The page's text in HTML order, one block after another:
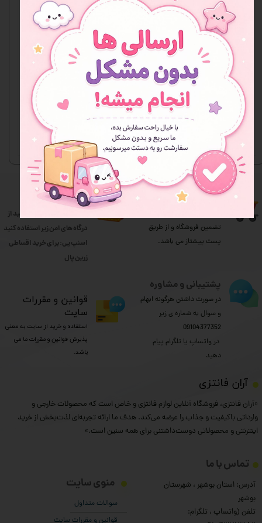
هنوز نظری ثبت نشده
اولین نفری باشید که نظر می‌دهید
ثبت نظر
ارسال سریع سفارش
تضمین فروشگاه و از طریق
پست پیشتاز می باشد.
​آران فانتزی
«آران فانتزی، فروشگاه آنلاین لوازم فانتزی و خاص است که محصولات خارجی و
وارداتی باکیفیت و جذاب را عرضه می‌کند. هدف ما ارائه تجربه‌ای لذت‌بخش از خرید
اینترنتی و محصولاتی دوست‌داشتنی برای همه سنین است.»
منوی سایت
سوالات متداول
قوانین و مقررات سایت
تماس با ما
آدرس: استان بوشهر ، شهرستان
بوشهر
تلفن (واتساپ ، تلگرام:
درگاه امن بانکی
برای خرید از سایت میتوانید از
درگاه های امن زیر استفاده کنید
اسنپ پی: برای خرید اقساطی
​​​​​​​زرین پال
پشتیبانی و مشاوره
در صورت داشتن هرگونه ابهام
و سوال به شماره ی زیر
09104377352
​​​​​​​ در واتساپ یا تلگرام پیام
دهید
​قوانین و مقررات
سایت
استفاده و خرید از سایت به معنی
پذیرش قوانین و مقررات ما می
باشد.